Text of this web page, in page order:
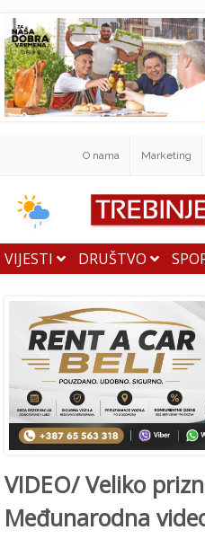
O nama Marketing
VIJESTI DRUŠTVO
VIDEO/ Veliko
Međunarodna